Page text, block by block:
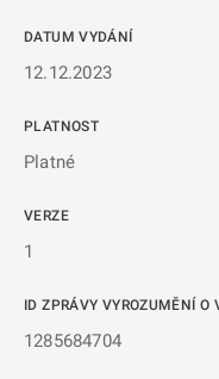
DATUM VYDÁNÍ
12.12.2023
PLATNOST
Platné
VERZE
1
ID ZPRÁVY VYROZUMĚNÍ O
1285684704